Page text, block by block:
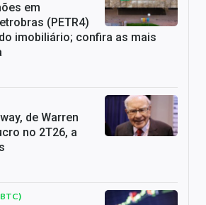
em
(PETR4)
imobiliário; confira as mais
de Warren
no 2T26, a